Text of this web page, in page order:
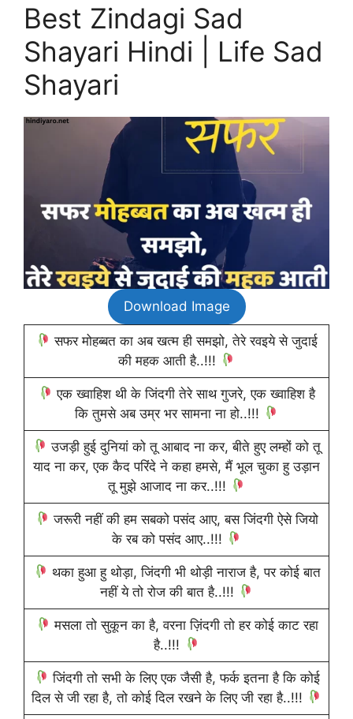
Best Zindagi Sad
Shayari Hindi | Life Sad
Shayari
Download Image
सफर मोहब्बत का अब खत्म ही समझो, तेरे रवइये से जुदाई
की महक आती है..!!!
एक ख्वाहिश थी के जिंदगी तेरे साथ गुजरे, एक ख्वाहिश है
कि तुमसे अब उम्र भर सामना ना हो..!!!
उजड़ी हुई दुनियां को तू आबाद ना कर, बीते हुए लम्हों को तू
याद ना कर, एक कैद परिंदे ने कहा हमसे, मैं भूल चुका हु उड़ान
तू मुझे आजाद ना कर..!!!
जरूरी नहीं की हम सबको पसंद आए, बस जिंदगी ऐसे जियो
के रब को पसंद आए..!!!
थका हुआ हु थोड़ा, जिंदगी भी थोड़ी नाराज है, पर कोई बात
नहीं ये तो रोज की बात है..!!!
मसला तो सुकून का है, वरना ज़िंदगी तो हर कोई काट रहा
है..!!!
जिंदगी तो सभी के लिए एक जैसी है, फर्क इतना है कि कोई
दिल से जी रहा है, तो कोई दिल रखने के लिए जी रहा है..!!!